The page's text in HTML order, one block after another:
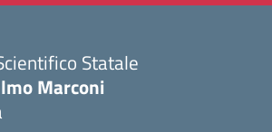
Statale
Marconi